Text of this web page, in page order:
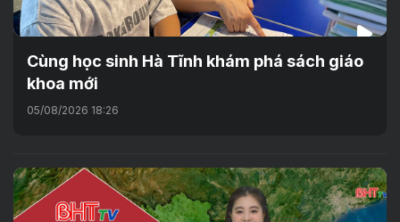
Cùng học sinh Hà Tĩnh khám phá sách giáo
khoa mới
05/08/2026 18:26